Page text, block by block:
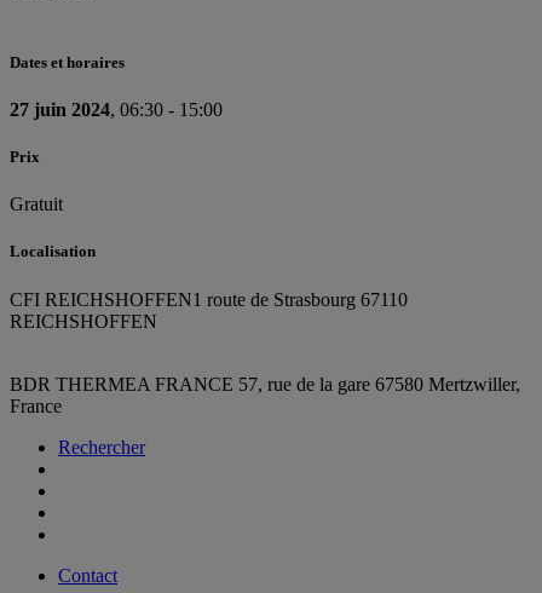
Dates et horaires
27 juin 2024, 06:30 - 15:00
Prix
Gratuit
Localisation
CFI REICHSHOFFEN1 route de Strasbourg 67110
REICHSHOFFEN
BDR THERMEA FRANCE 57, rue de la gare 67580 Mertzwiller,
France
Rechercher
Contact